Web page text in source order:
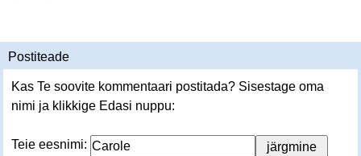
Postiteade
Kas Te soovite kommentaari postitada? Sisestage oma
nimi ja klikkige Edasi nuppu:
Teie eesnimi: